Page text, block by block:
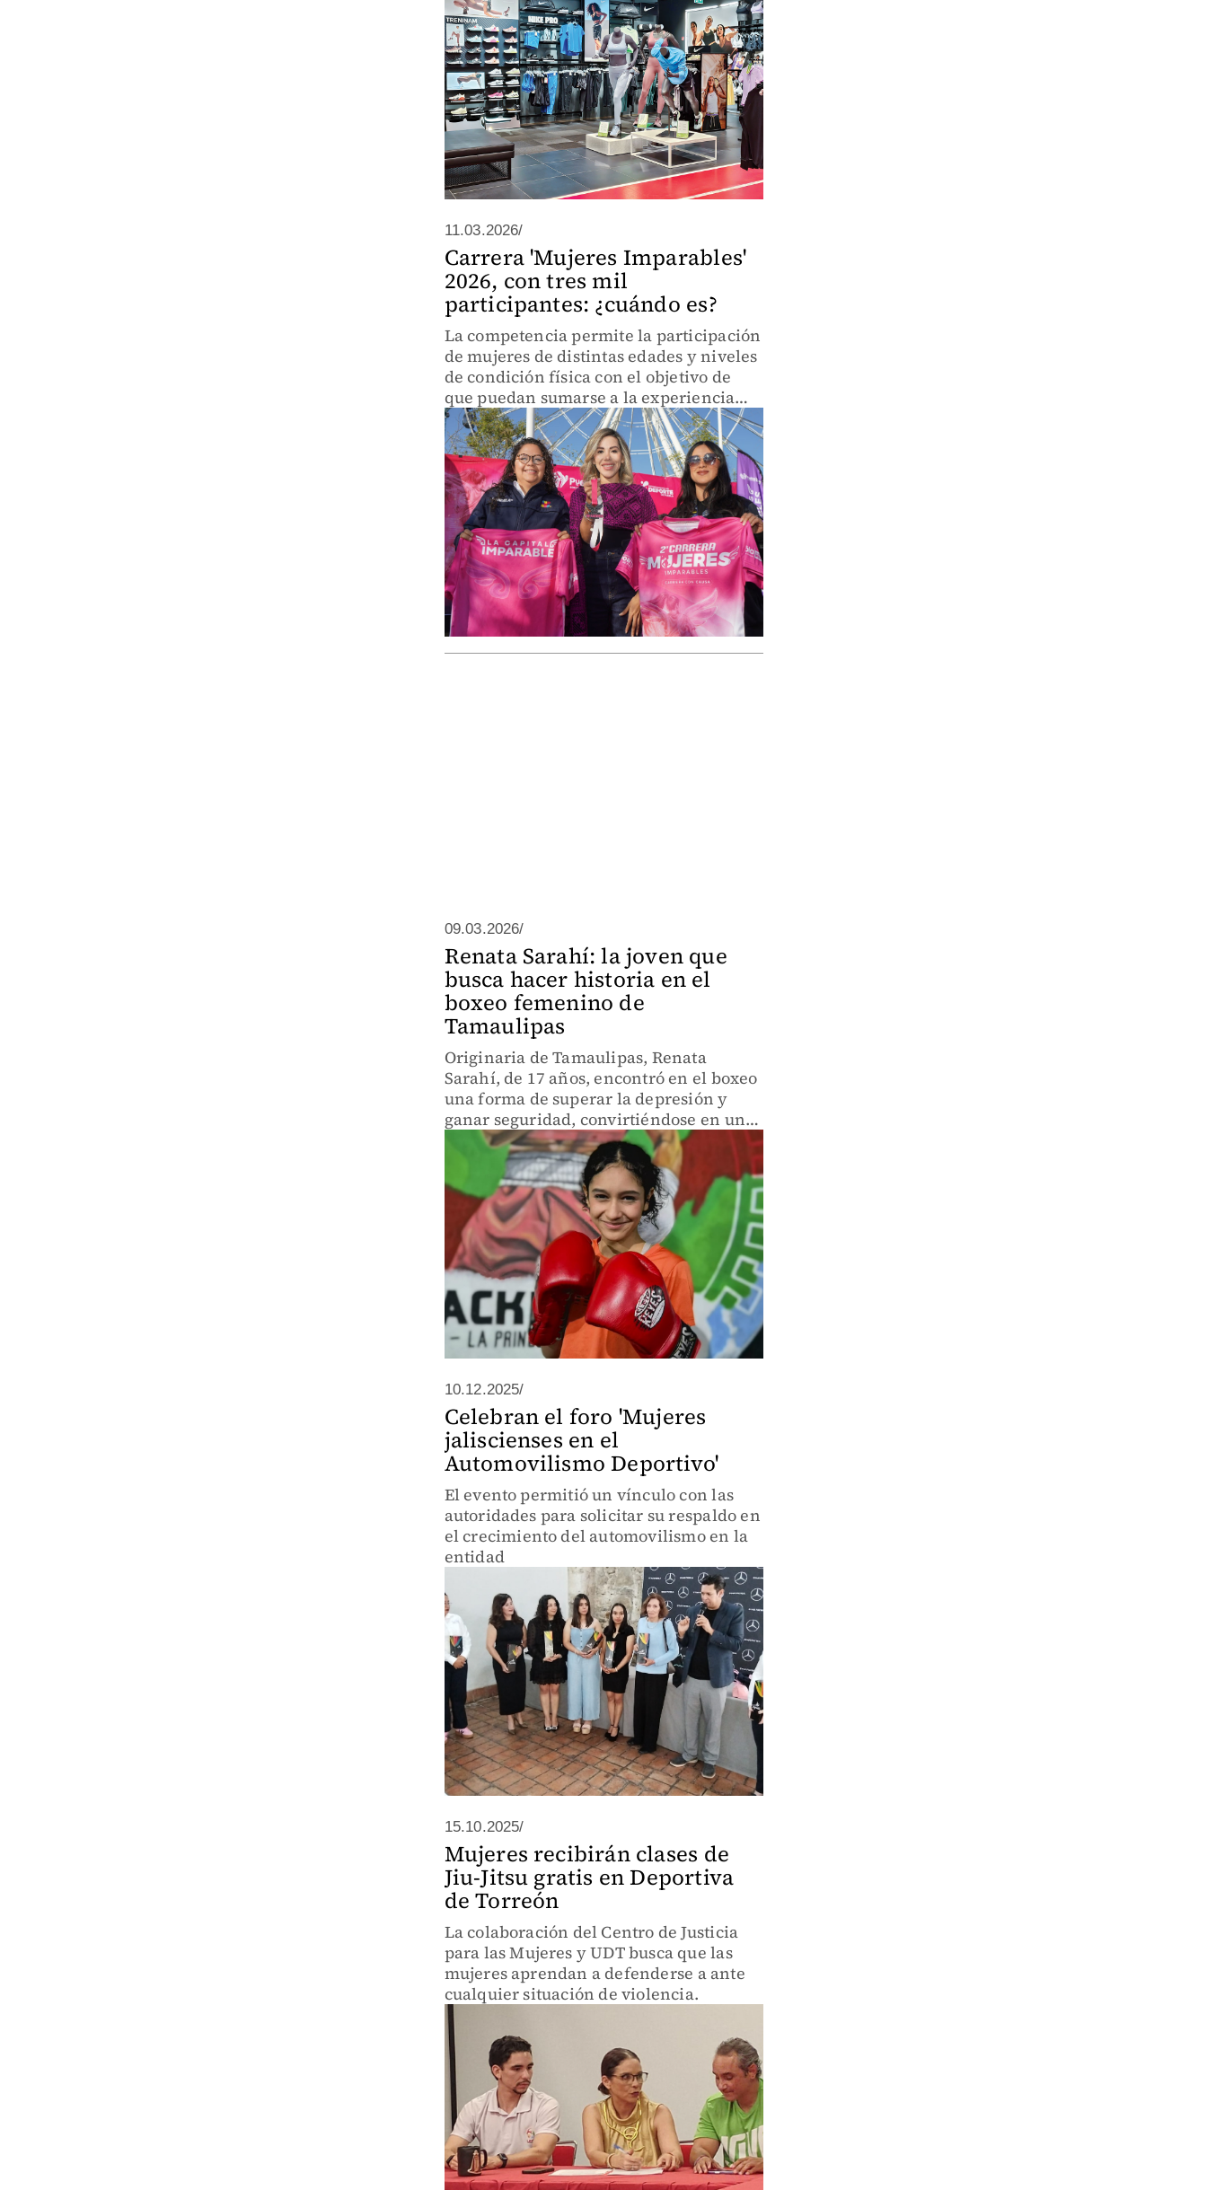
11.03.2026/
Carrera 'Mujeres Imparables'
2026, con tres mil
participantes: ¿cuándo es?
La competencia permite la participación
de mujeres de distintas edades y niveles
de condición física con el objetivo de
que puedan sumarse a la experiencia
deportiva y de convivencia.
09.03.2026/
Renata Sarahí: la joven que
busca hacer historia en el
boxeo femenino de
Tamaulipas
Originaria de Tamaulipas, Renata
Sarahí, de 17 años, encontró en el boxeo
una forma de superar la depresión y
ganar seguridad, convirtiéndose en un
ejemplo de empoderamiento femenino.
10.12.2025/
Celebran el foro 'Mujeres
jaliscienses en el
Automovilismo Deportivo'
El evento permitió un vínculo con las
autoridades para solicitar su respaldo en
el crecimiento del automovilismo en la
entidad
15.10.2025/
Mujeres recibirán clases de
Jiu-Jitsu gratis en Deportiva
de Torreón
La colaboración del Centro de Justicia
para las Mujeres y UDT busca que las
mujeres aprendan a defenderse a ante
cualquier situación de violencia.